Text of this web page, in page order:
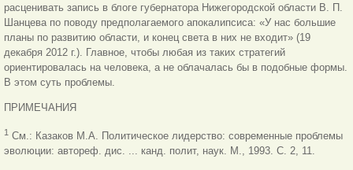
расценивать запись в блоге губернатора Нижегородской области В. П.
Шанцева по поводу предполагаемого апокалипсиса: «У нас большие
планы по развитию области, и конец света в них не входит» (19
декабря 2012 г.). Главное, чтобы любая из таких стратегий
ориентировалась на человека, а не облачалась бы в подобные формы.
В этом суть проблемы.
ПРИМЕЧАНИЯ
1 См.: Казаков М.А. Политическое лидерство: современные проблемы
эволюции: автореф. дис. ... канд. полит, наук. М., 1993. С. 2, 11.